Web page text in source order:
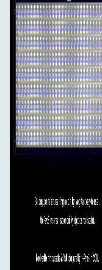
PavoSlim
Kontrollenhet
Universal
Baby Pin
DC-
AC strømkabel
Eggcrate x1